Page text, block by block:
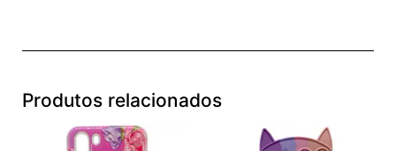
Produtos relacionados